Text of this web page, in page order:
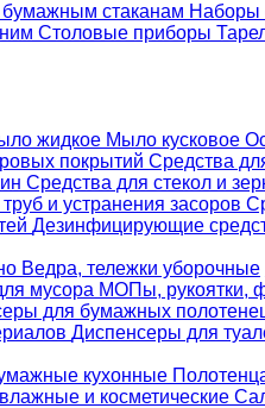
стаканам Наборы
Столовые приборы
жидкое Мыло кусковое
покрытий Средства
Средства для стекол и
и устранения засоров
Дезинфицирующие
Ведра, тележки уборочные
мусора МОПы, рукоятки,
для бумажных
Диспенсеры для
кухонные
и косметические